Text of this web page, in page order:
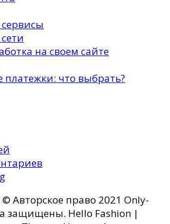
на своем сайте
платежки: что выбрать?
© Авторское право 2021 Only-
защищены. Hello Fashion |